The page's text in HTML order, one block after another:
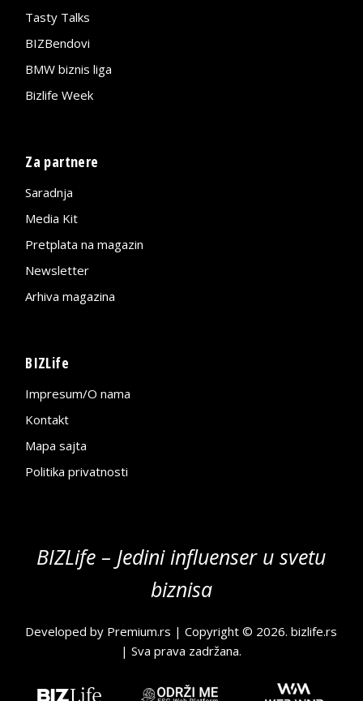
Tasty Talks
BIZBendovi
BMW biznis liga
Bizlife Week
Za partnere
Saradnja
Media Kit
Pretplata na magazin
Newsletter
Arhiva magazina
BIZLife
Impresum/O nama
Kontakt
Mapa sajta
Politika privatnosti
BIZLife – Jedini influenser u svetu
biznisa
Developed by Premium.rs | Copyright © 2026.bizlife.rs
| Sva prava zadržana.